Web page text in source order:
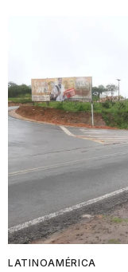
LATINOAMÉRICA